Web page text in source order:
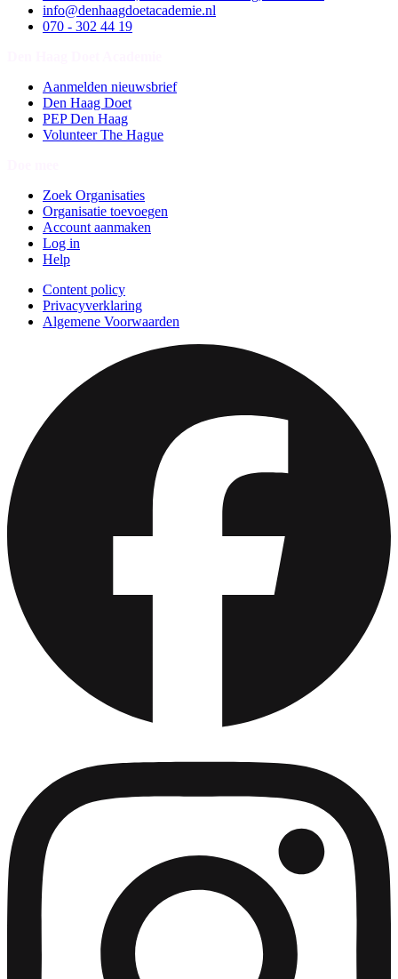
info@denhaagdoetacademie.nl
070 - 302 44 19
Aanmelden nieuwsbrief
Den Haag Doet
PEP Den Haag
Volunteer The Hague
Zoek Organisaties
Organisatie toevoegen
Account aanmaken
Log in
Help
Content policy
Privacyverklaring
Algemene Voorwaarden